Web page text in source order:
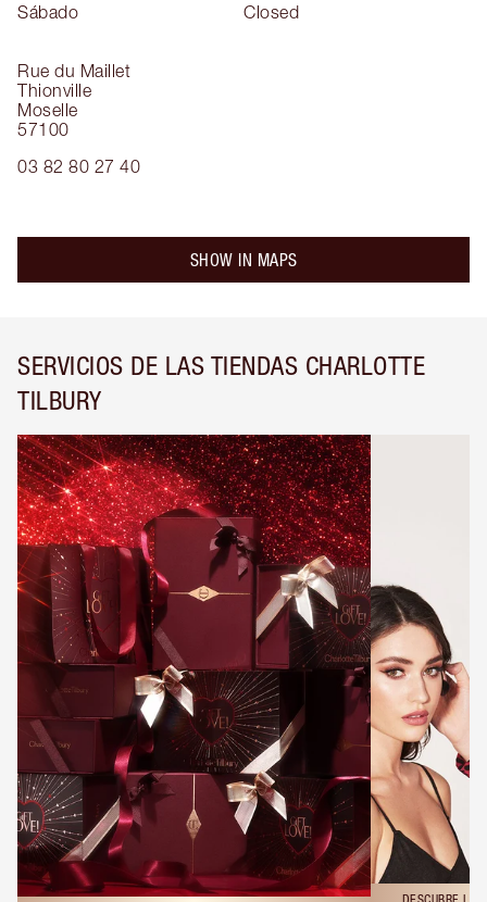
Rue du Maillet
Thionville
Moselle
57100
03 82 80 27 40
Sábado
Closed
SHOW IN MAPS
SERVICIOS DE LAS TIENDAS CHARLOTTE
TILBURY